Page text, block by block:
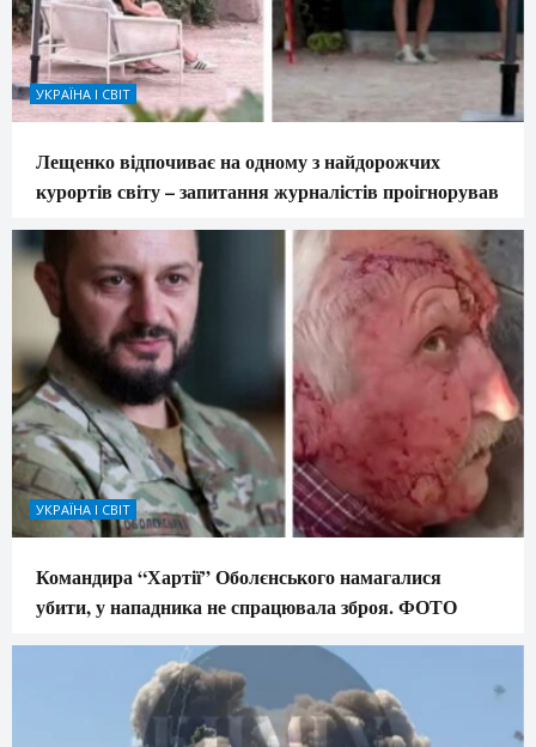
УКРАЇНА І СВІТ
Лещенко відпочиває на одному з найдорожчих
курортів світу – запитання журналістів проігнорував
УКРАЇНА І СВІТ
Командира “Хартії” Оболєнського намагалися
убити, у нападника не спрацювала зброя. ФОТО